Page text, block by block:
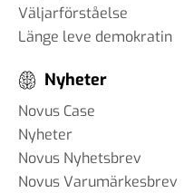
Väljarförståelse
Länge leve demokratin
Nyheter
Novus Case
Nyheter
Novus Nyhetsbrev
Novus Varumärkesbrev